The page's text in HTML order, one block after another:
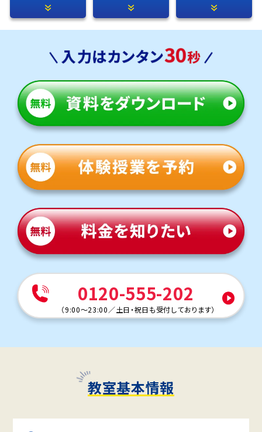
0120-555-202
（9:00～23:00 ／土日・祝日も受付しております）
教室基本情報